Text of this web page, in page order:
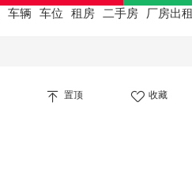
车辆 车位 租房 二手房 厂房出租
置顶 收藏